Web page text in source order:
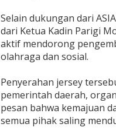
Selain dukungan dari
dari Ketua Kadin Parigi
aktif mendorong
olahraga dan sosial.
Penyerahan jersey
pemerintah daerah,
pesan bahwa kemajuan
semua pihak saling